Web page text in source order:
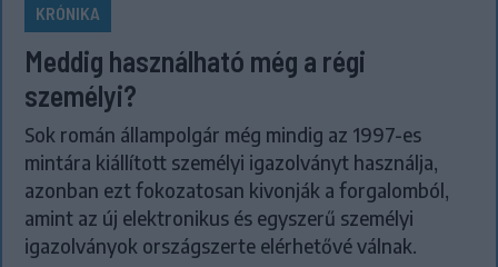
KRÓNIKA
Meddig használható még a régi
személyi?
Sok román állampolgár még mindig az 1997-es
mintára kiállított személyi igazolványt használja,
azonban ezt fokozatosan kivonják a forgalomból,
amint az új elektronikus és egyszerű személyi
igazolványok országszerte elérhetővé válnak.